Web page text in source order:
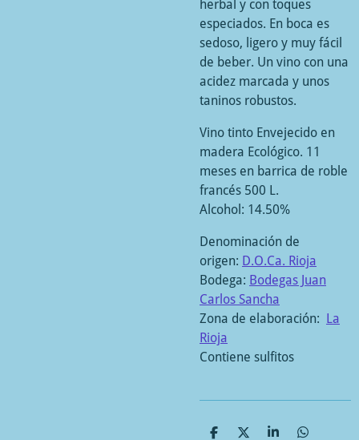
herbal y con toques
especiados. En boca es
sedoso, ligero y muy fácil
de beber. Un vino con una
acidez marcada y unos
taninos robustos.
Vino tinto Envejecido en
madera Ecológico. 11
meses en barrica de roble
francés 500 L.
Alcohol: 14.50%
Denominación de
origen: D.O.Ca. Rioja
Bodega: Bodegas Juan
Carlos Sancha
Zona de elaboración:
La
Rioja
Contiene sulfitos
C C C C